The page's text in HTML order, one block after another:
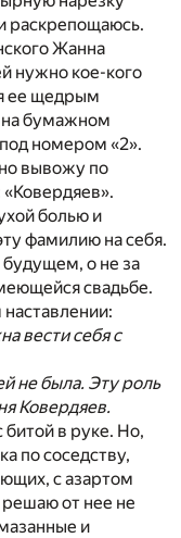
раскрепощаюсь.
Жанна
нужно кое-кого
ее щедрым
бумажном
номером «2».
вывожу по
болью и
фамилию на себя.
о не за
свадьбе.
вести себя с
не была. Эту роль
Ковердяев.
битой в руке. Но,
по соседству,
с азартом
от нее не
и